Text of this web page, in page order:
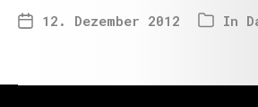
12. Dezember 2012 In